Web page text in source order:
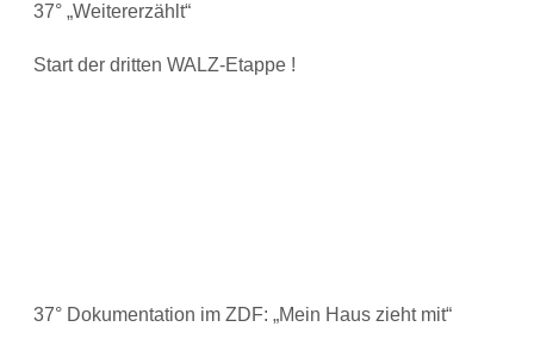
37° „Weitererzählt“
Start der dritten WALZ-Etappe !
37° Dokumentation im ZDF: „Mein Haus zieht mit“